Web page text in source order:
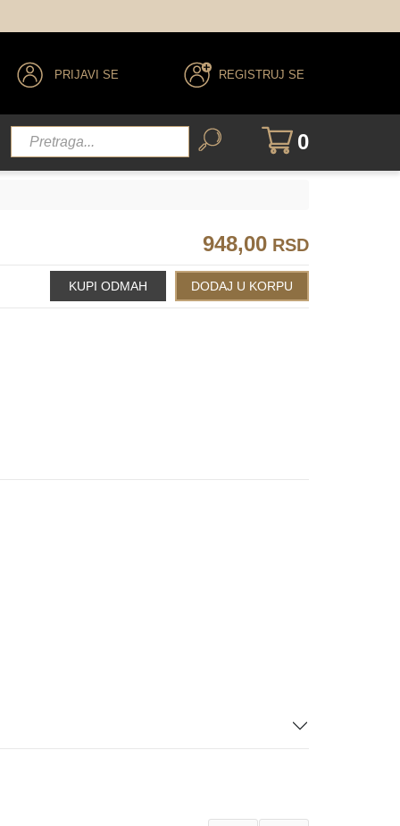
PRIJAVI SE REGISTRUJ SE
0
948,00 RSD